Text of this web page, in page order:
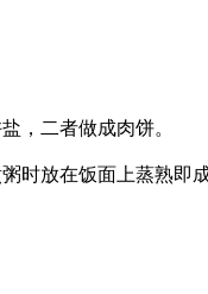
，二者做成肉饼。
时放在饭面上蒸熟即成